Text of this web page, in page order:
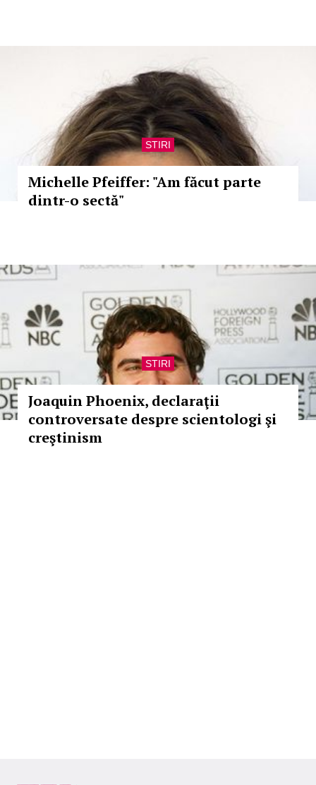
STIRI
Michelle Pfeiffer: "Am făcut parte
dintr-o sectă"
STIRI
Joaquin Phoenix, declaraţii
controversate despre scientologi şi
creştinism